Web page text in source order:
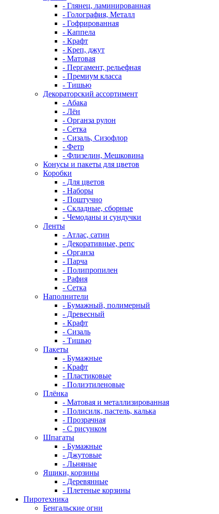
- Глянец, ламинированная
- Голография, Металл
- Гофрированная
- Каппела
- Крафт
- Креп, джут
- Матовая
- Пергамент, рельефная
- Премиум класса
- Тишью
Декораторский ассортимент
- Абака
- Лён
- Органза рулон
- Сетка
- Сизаль, Сизофлор
- Фетр
- Флизелин, Мешковина
Конусы и пакеты для цветов
Коробки
- Для цветов
- Наборы
- Поштучно
- Складные, сборные
- Чемоданы и сундучки
Ленты
- Атлас, сатин
- Декоративные, репс
- Органза
- Парча
- Полипропилен
- Рафия
- Сетка
Наполнители
- Бумажный, полимерный
- Древесный
- Крафт
- Сизаль
- Тишью
Пакеты
- Бумажные
- Крафт
- Пластиковые
- Полиэтиленовые
Плёнка
- Матовая и металлизированная
- Полисилк, пастель, калька
- Прозрачная
- С рисунком
Шпагаты
- Бумажные
- Джутовые
- Льняные
Ящики, корзины
- Деревянные
- Плетеные корзины
Пиротехника
Бенгальские огни